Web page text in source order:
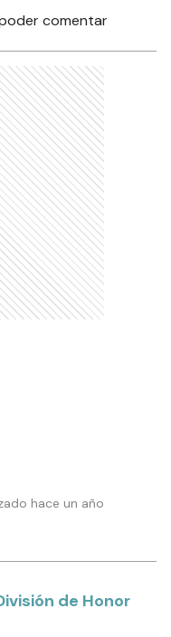
comentar
hace un año
de Honor